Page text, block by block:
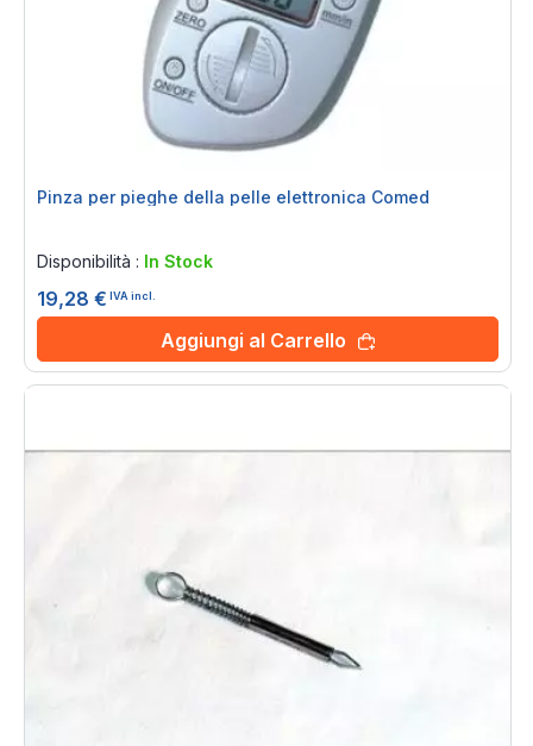
Pinza per pieghe della pelle elettronica Comed
Disponibilità : In Stock
19,28 € IVA incl.
Aggiungi al Carrello